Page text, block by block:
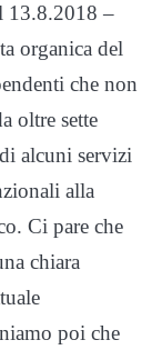
13.8.2018 –
organica del
che non
oltre sette
alcuni servizi
alla
Ci pare che
chiara
poi che